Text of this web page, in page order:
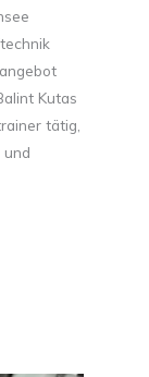
Kutas
tätig,
und